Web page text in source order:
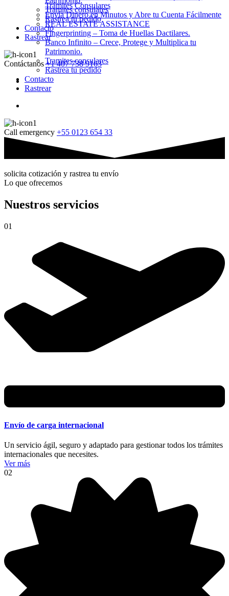
Tramites consulares
Rastrea tu pedido
Contacto
Rastrear
Contáctanos +1 407 738 9163
Trámites Consulares
Envía Dinero en Minutos y Abre tu Cuenta Fácilmente
REAL ESTATE ASSISTANCE
Fingerprinting – Toma de Huellas Dactilares.
Banco Infinito – Crece, Protege y Multiplica tu
Patrimonio.
Tramites consulares
Rastrea tu pedido
Contacto
Rastrear
Call emergency +55 0123 654 33
solicita cotización y rastrea tu envío
Lo que ofrecemos
Nuestros servicios
01
Envío de carga internacional
Un servicio ágil, seguro y adaptado para gestionar todos los trámites
internacionales que necesites.
Ver más
02